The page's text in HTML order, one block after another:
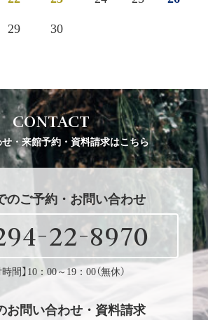
29 30
CONTACT
・来館予約・資料請求はこちら
のご予約・お問い合わせ
22-8970
時間】10：00～19：00（無休）
お問い合わせ・資料請求